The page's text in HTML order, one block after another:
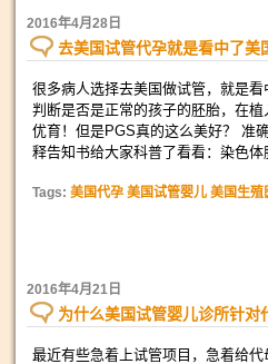
2016年4月28日
去美国试管代孕就是看中了美
很多病人选择去美国做试管，就是
判断是否是正常的孩子的胚胎，在
优育！但是PGS真的这么美好？ 准
释告知书给大家科普了看看：染色
Tags: 美国代孕 美国试管婴儿 美国生殖
2016年4月21日
为什么美国试管婴儿诊所针对
最近有些急着上试管项目，急着给